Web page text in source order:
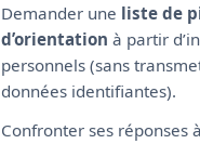
Demander une liste de
d’orientation à partir
personnels (sans
données identifiantes).
Confronter ses réponses